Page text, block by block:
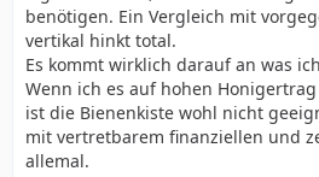
benötigen. Ein Vergleich mit
vertikal hinkt total.
Es kommt wirklich darauf an was
Wenn ich es auf hohen
ist die Bienenkiste wohl nicht
mit vertretbarem finanziellen und
allemal.